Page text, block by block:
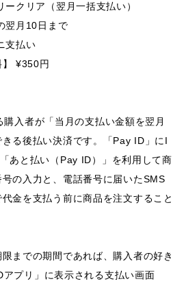
ークリア（翌月一括支払い）
翌月10日まで
支払い
】 ¥350円
入者が「当月の支払い金額を翌月
る後払い決済です。「Pay ID」にI
あと払い（Pay ID）」を利用して商
の入力と、電話番号に届いたSMS
金を支払う前に商品を注文すること
までの期間であれば、購入者の好き
プリ」に表示される支払い画面